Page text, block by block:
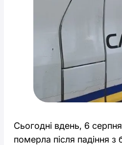
Сьогодні вдень, 6
померла після падіння